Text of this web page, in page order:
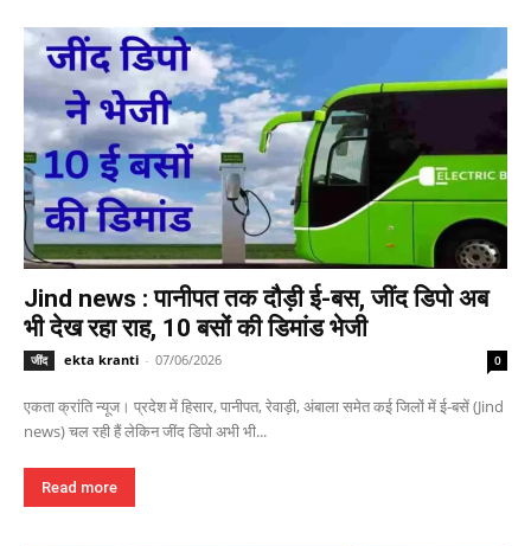
Jind news : पानीपत तक दौड़ी ई-बस, जींद डिपो अब
भी देख रहा राह, 10 बसों की डिमांड भेजी
जींद ekta kranti - 07/06/2026 0
एकता क्रांति न्यूज। प्रदेश में हिसार, पानीपत, रेवाड़ी, अंबाला समेत कई जिलों में ई-बसें (Jind
news) चल रही हैं लेकिन जींद डिपो अभी भी...
Read more